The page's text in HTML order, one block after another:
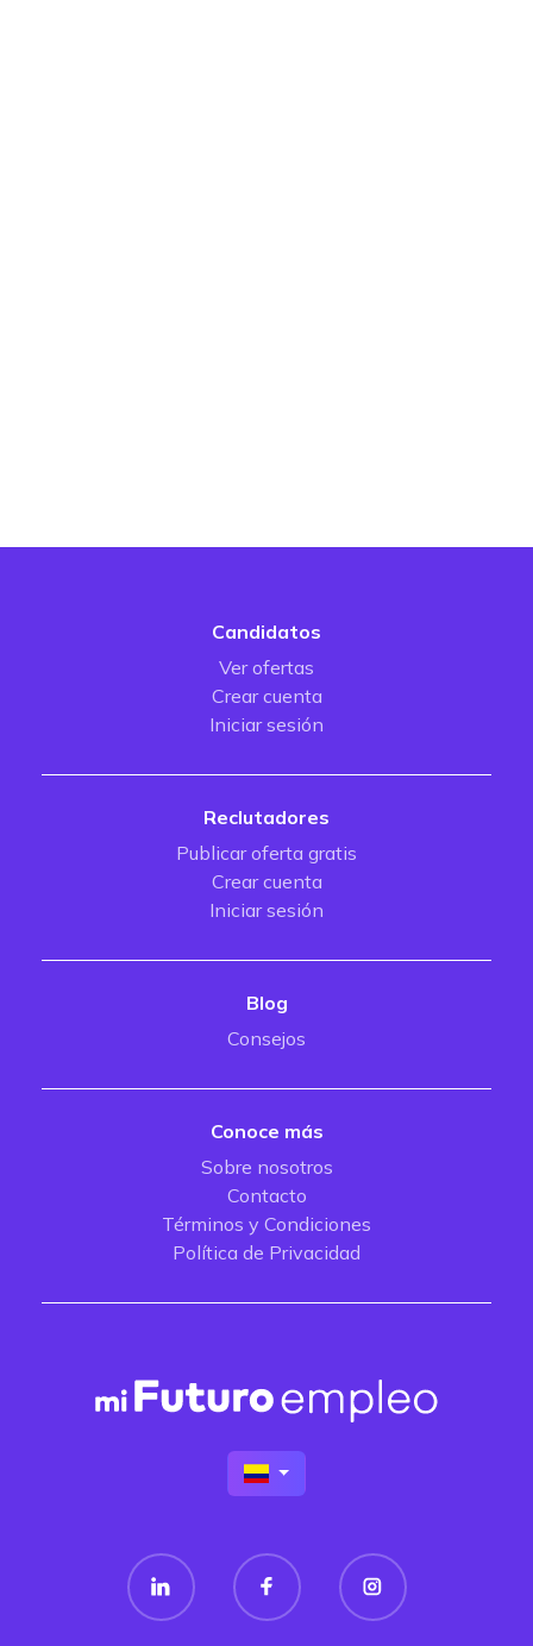
Candidatos
Ver ofertas
Crear cuenta
Iniciar sesión
Reclutadores
Publicar oferta gratis
Crear cuenta
Iniciar sesión
Blog
Consejos
Conoce más
Sobre nosotros
Contacto
Términos y Condiciones
Política de Privacidad